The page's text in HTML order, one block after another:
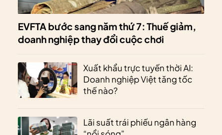
EVFTA bước sang năm thứ 7: Thuế giảm,
doanh nghiệp thay đổi cuộc chơi
Xuất khẩu trực tuyến thời AI:
Doanh nghiệp Việt tăng tốc
thế nào?
Lãi suất trái phiếu ngân hàng